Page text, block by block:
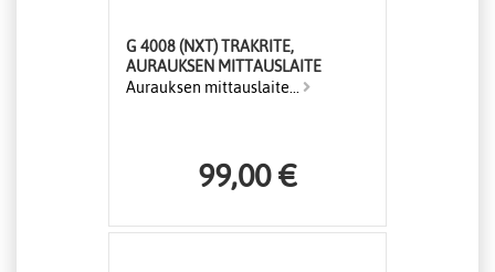
G 4008 (NXT) TRAKRITE,
AURAUKSEN MITTAUSLAITE
Aurauksen mittauslaite...
99,00 €